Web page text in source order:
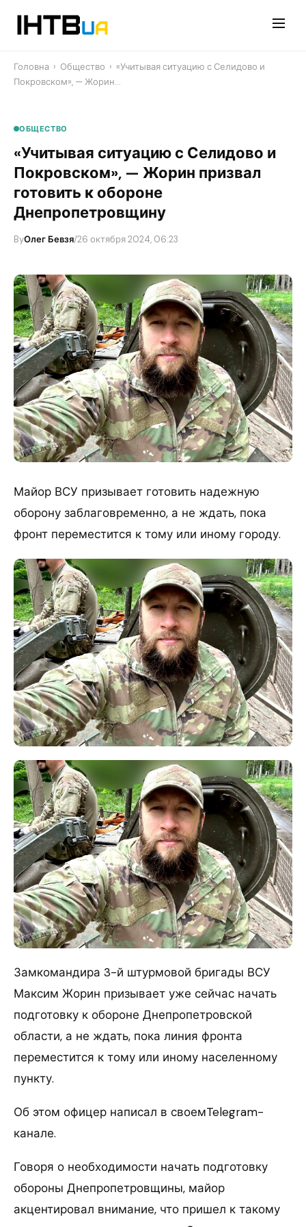
Головна › Общество › «Учитывая ситуацию с Селидово и
Покровском», — Жорин…
ОБЩЕСТВО
«Учитывая ситуацию с Селидово и
Покровском», — Жорин призвал
готовить к обороне
Днепропетровщину
ByОлег Бевзя/26 октября 2024, 06:23
Майор ВСУ призывает готовить надежную
оборону заблаговременно, а не ждать, пока
фронт переместится к тому или иному городу.
Замкомандира 3-й штурмовой бригады ВСУ
Максим Жорин призывает уже сейчас начать
подготовку к обороне Днепропетровской
области, а не ждать, пока линия фронта
переместится к тому или иному населенному
пункту.
Об этом офицер написал в своемTelegram-
канале.
Говоря о необходимости начать подготовку
обороны Днепропетровщины, майор
акцентировал внимание, что пришел к такому